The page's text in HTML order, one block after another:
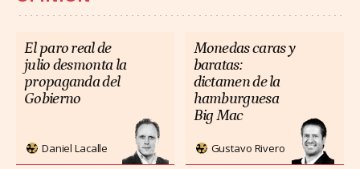
El paro real de
julio desmonta la
propaganda del
Gobierno
Daniel Lacalle
Monedas caras y
baratas:
dictamen de la
hamburguesa
Big Mac
Gustavo Rivero